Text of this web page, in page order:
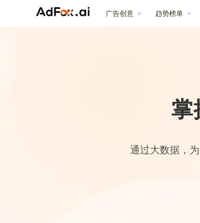
广告创意 趋势榜单
掌
通过大数据，